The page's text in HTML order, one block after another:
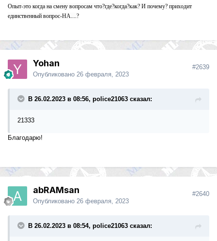
Опыт-это когда на смену вопросам что?где?когда?как? И почему? приходит
единственный вопрос-НА....?
Yohan
Опубликовано 26 февраля, 2023
#2639
В 26.02.2023 в 08:56, police21063 сказал:
21333
Благодарю!
abRAMsan
Опубликовано 26 февраля, 2023
#2640
В 26.02.2023 в 08:54, police21063 сказал: